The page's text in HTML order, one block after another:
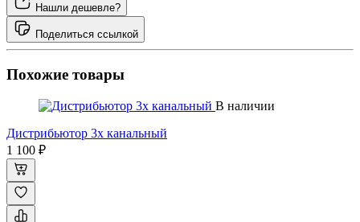
Нашли дешевле?
Поделиться ссылкой
Похожие товары
В наличии
Дистрибьютор 3х канальный
1 100 ₽